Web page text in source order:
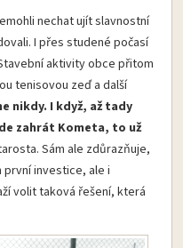
nechat ujít slavnostní
I přes studené počasí
aktivity obce přitom
tenisovou zeď a další
nikdy. I když, až tady
zahrát Kometa, to už
Sám ale zdůrazňuje,
investice, ale i
volit taková řešení, která